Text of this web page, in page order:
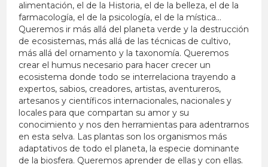
alimentación, el de la Historia, el de la belleza, el de la
farmacología, el de la psicología, el de la mística…
Queremos ir más allá del planeta verde y la destrucción
de ecosistemas, más allá de las técnicas de cultivo,
más allá del ornamento y la taxonomía. Queremos
crear el humus necesario para hacer crecer un
ecosistema donde todo se interrelaciona trayendo a
expertos, sabios, creadores, artistas, aventureros,
artesanos y científicos internacionales, nacionales y
locales para que compartan su amor y su
conocimiento y nos den herramientas para adentrarnos
en esta selva. Las plantas son los organismos más
adaptativos de todo el planeta, la especie dominante
de la biosfera. Queremos aprender de ellas y con ellas.